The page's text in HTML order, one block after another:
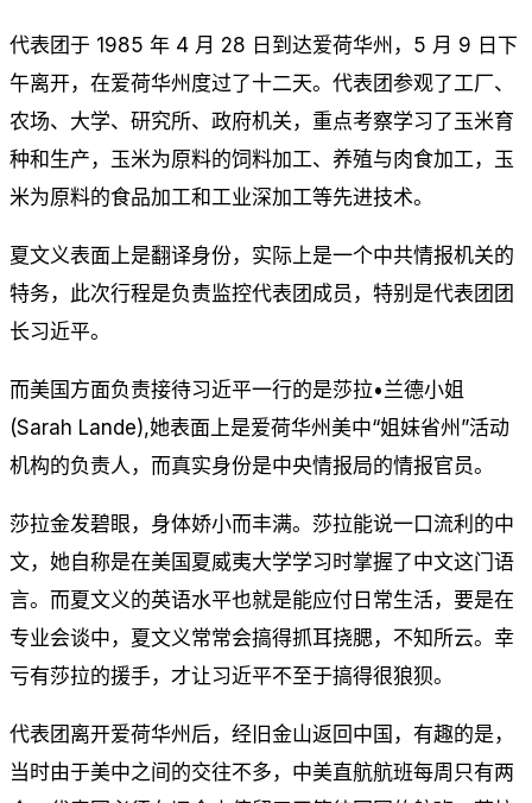
代表团于 1985 年 4 月 28 日到达爱荷华州，5 月 9 日下
午离开，在爱荷华州度过了十二天。代表团参观了工厂、
农场、大学、研究所、政府机关，重点考察学习了玉米育
种和生产，玉米为原料的饲料加工、养殖与肉食加工，玉
米为原料的食品加工和工业深加工等先进技术。
夏文义表面上是翻译身份，实际上是一个中共情报机关的
特务，此次行程是负责监控代表团成员，特别是代表团团
长习近平。
而美国方面负责接待习近平一行的是莎拉•兰德小姐
(Sarah Lande),她表面上是爱荷华州美中“姐妹省州”活动
机构的负责人，而真实身份是中央情报局的情报官员。
莎拉金发碧眼，身体娇小而丰满。莎拉能说一口流利的中
文，她自称是在美国夏威夷大学学习时掌握了中文这门语
言。而夏文义的英语水平也就是能应付日常生活，要是在
专业会谈中，夏文义常常会搞得抓耳挠腮，不知所云。幸
亏有莎拉的援手，才让习近平不至于搞得很狼狈。
代表团离开爱荷华州后，经旧金山返回中国，有趣的是，
当时由于美中之间的交往不多，中美直航航班每周只有两